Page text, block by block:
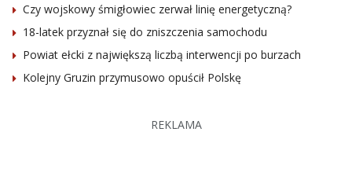
Czy wojskowy śmigłowiec zerwał linię energetyczną?
18-latek przyznał się do zniszczenia samochodu
Powiat ełcki z największą liczbą interwencji po burzach
Kolejny Gruzin przymusowo opuścił Polskę
REKLAMA